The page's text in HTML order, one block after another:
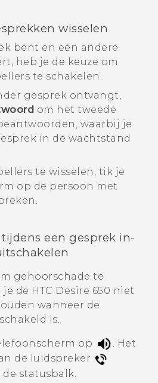
wisselen
bent en een andere
heb je de keuze om
te schakelen.
gesprek ontvangt,
om het tweede
waarbij je
in de wachtstand
te wisselen, tik je
op de persoon met
een gesprek in-
gehoorschade te
je de HTC Desire 650 niet
wanneer de
is.
op . Het
de luidspreker
statusbalk.